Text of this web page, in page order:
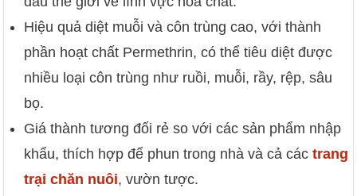
Hiệu quả diệt muỗi và côn trùng cao, với thành
phần hoạt chất Permethrin, có thể tiêu diệt được
nhiều loại côn trùng như ruồi, muỗi, rầy, rệp, sâu
bọ.
Giá thành tương đối rẻ so với các sản phẩm nhập
khẩu, thích hợp để phun trong nhà và cả cáctrang
trại chăn nuôi, vườn tược.